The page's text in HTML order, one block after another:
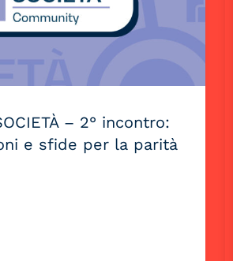
– 2° incontro:
e sfide per la parità